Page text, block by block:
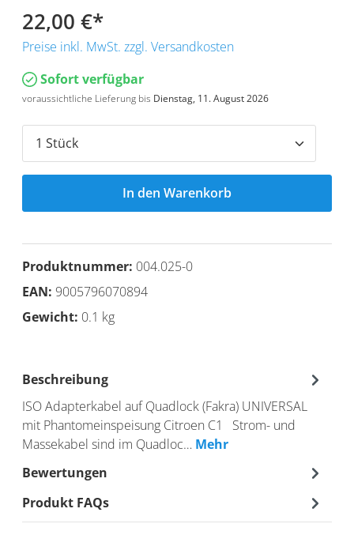
22,00 €*
Preise inkl. MwSt. zzgl. Versandkosten
Sofort verfügbar
voraussichtliche Lieferung bis Dienstag, 11. August 2026
In den Warenkorb
Produktnummer: 004.025-0
EAN: 9005796070894
Gewicht: 0.1 kg
Beschreibung
ISO Adapterkabel auf Quadlock (Fakra) UNIVERSAL
mit Phantomeinspeisung Citroen C1 Strom- und
Massekabel sind im Quadloc… Mehr
Bewertungen
Produkt FAQs